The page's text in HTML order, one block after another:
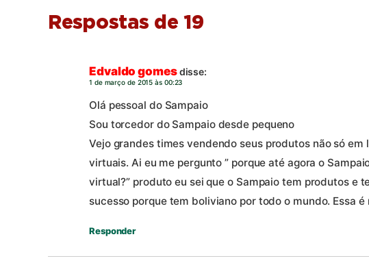
Respostas de 19
Edvaldo gomesdisse:
1 de março de 2015 às 00:23
Olá pessoal do Sampaio
Sou torcedor do Sampaio desde pequeno
Vejo grandes times vendendo seus produtos não só em
virtuais. Ai eu me pergunto ” porque até agora o
virtual?” produto eu sei que o Sampaio tem produtos e
sucesso porque tem boliviano por todo o mundo. Essa
Responder